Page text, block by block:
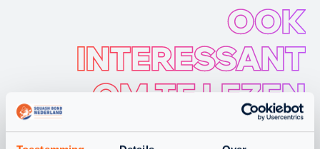
OOK
INTERESSANT
OM TE LEZEN
WAT SPEELT ER NOG MEER